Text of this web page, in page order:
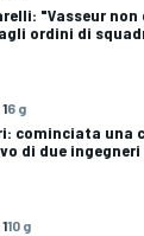
"Vasseur
ordini di
6 g
cominciata
di due
10 g